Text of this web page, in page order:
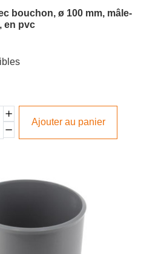
bouchon, ø 100 mm, mâle-
en pvc
Ajouter au panier